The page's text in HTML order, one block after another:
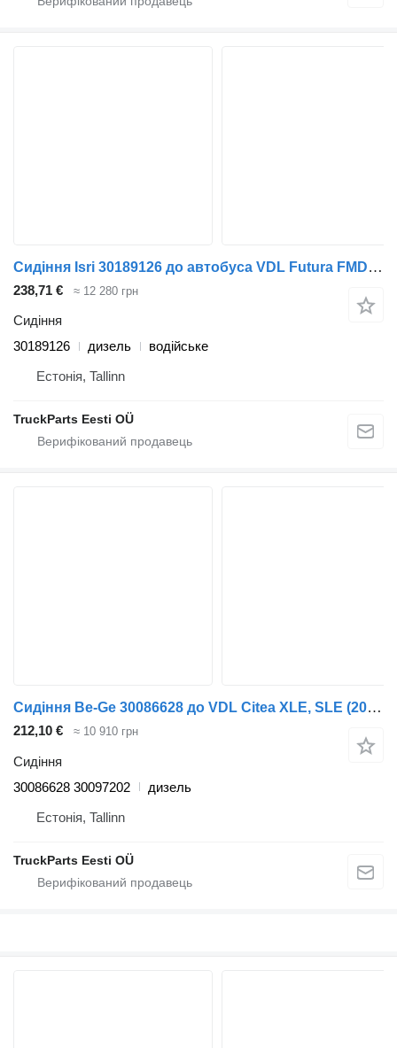
Сидіння Isri 30189126 до автобуса VDL Futura FMD2 (01.13-)
238,71 € ≈ 12 280 грн
Сидіння
30189126
дизель
водійське
Естонія, Tallinn
TruckParts Eesti OÜ
Сидіння Be-Ge 30086628 до VDL Citea XLE, SLE (2012-)
212,10 € ≈ 10 910 грн
Сидіння
30086628 30097202
дизель
Естонія, Tallinn
TruckParts Eesti OÜ